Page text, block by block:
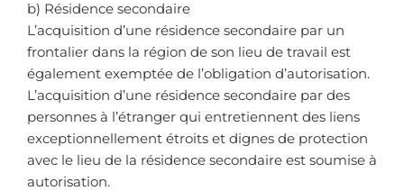
b) Résidence secondaire
L’acquisition d’une résidence secondaire par un
frontalier dans la région de son lieu de travail est
également exemptée de l’obligation d’autorisation.
L’acquisition d’une résidence secondaire par des
personnes à l’étranger qui entretiennent des liens
exceptionnellement étroits et dignes de protection
avec le lieu de la résidence secondaire est soumise à
autorisation.